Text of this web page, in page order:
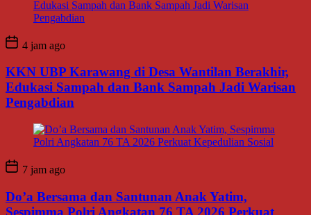
4 jam ago
KKN UBP Karawang di Desa Wantilan Berakhir,
Edukasi Sampah dan Bank Sampah Jadi Warisan
Pengabdian
7 jam ago
Do’a Bersama dan Santunan Anak Yatim,
Sespimma Polri Angkatan 76 TA 2026 Perkuat